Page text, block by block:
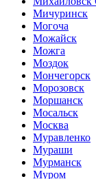
Мичуринск
Могоча
Можайск
Можга
Моздок
Мончегорск
Морозовск
Моршанск
Мосальск
Москва
Муравленко
Мураши
Мурманск
Муром